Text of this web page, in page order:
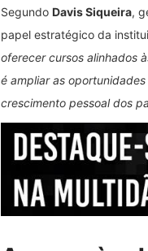
Segundo Davis Siqueira,
papel estratégico da
oferecer cursos alinhados
é ampliar as
crescimento pessoal dos